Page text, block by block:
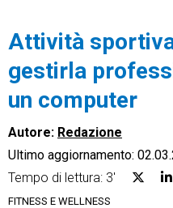
Ecommerce
Attività
gestirla
un computer
Autore: Redazione
Ultimo aggiornamento:
Tempo di lettura: 3'
FITNESS E WELLNESS